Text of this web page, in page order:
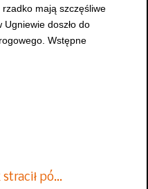
mają szczęśliwe
doszło do
Wstępne
stracił pó…